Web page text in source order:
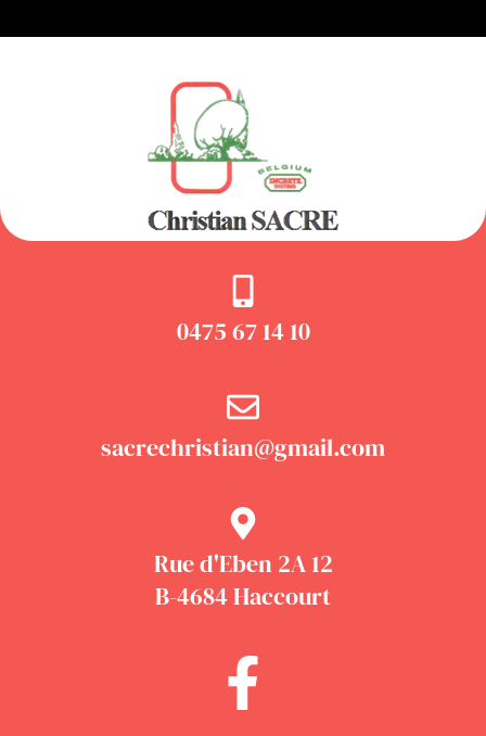
0475 67 14 10
sacrechristian@gmail.com
Rue d'Eben 2A 12
B-4684 Haccourt